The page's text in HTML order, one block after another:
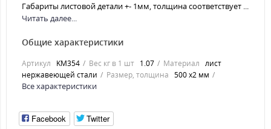
Габариты листовой детали +- 1мм, толщина соответствует ...
Читать далее...
Общие характеристики
Артикул KM354 Вес кг в 1 шт 1.07 Материал лист
нержавеющей стали
Размер, толщина 500 х2 мм
Все характеристики
Facebook Twitter